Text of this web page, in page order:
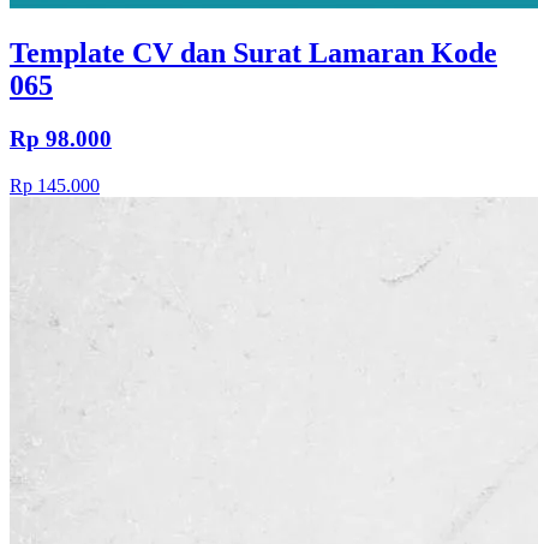
Template CV dan Surat Lamaran Kode
065
Rp 98.000
Rp 145.000